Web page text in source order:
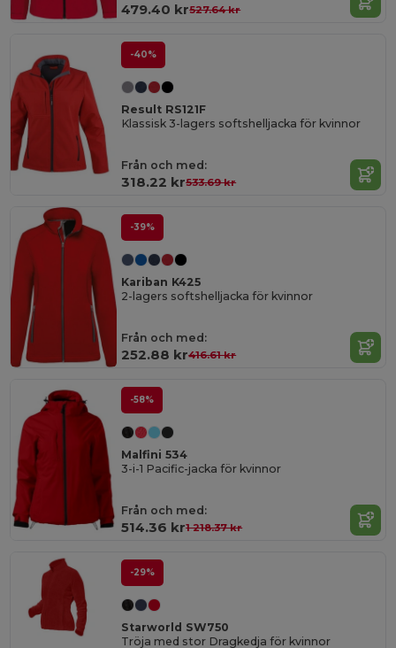
479.40 kr527.64 kr
-40%
Result RS121F
Klassisk 3-lagers softshelljacka för kvinnor
Från och med:
318.22 kr533.69 kr
-39%
Kariban K425
2-lagers softshelljacka för kvinnor
Från och med:
252.88 kr416.61 kr
-58%
Malfini 534
3-i-1 Pacific-jacka för kvinnor
Från och med:
514.36 kr1 218.37 kr
-29%
Starworld SW750
Tröja med stor Dragkedja för kvinnor